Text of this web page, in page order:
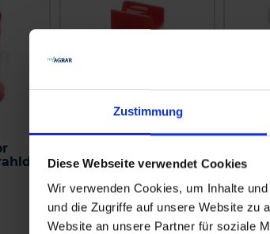
Zustimmung
Diese Webseite verwendet Cookies
Wir verwenden Cookies, um Inhalte
und die Zugriffe auf unsere Website zu
Website an unsere Partner für soziale
Kompaktdüse IDKN
5,75 € / St
blau
2,00